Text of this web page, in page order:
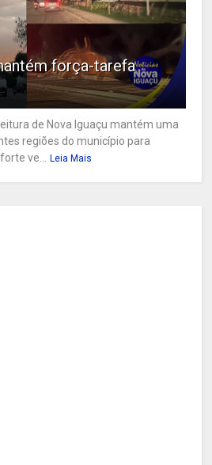
força-tarefa
de Nova Iguaçu mantém uma
regiões do município para
ve...
Leia Mais